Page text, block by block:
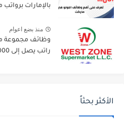
بالإمارات برواتب
منذ بضع اعوام
وظائف مجموعة
راتب يصل إلى 6000 درهم
الأكثر بحثاً